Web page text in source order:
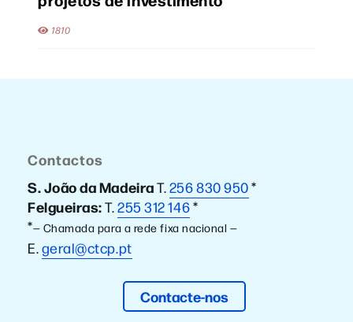
1810
Contactos
S. João da MadeiraT.256 830 950*
Felgueiras:T.255 312 146*
*— Chamada para a rede fixa nacional —
E.geral@ctcp.pt
Contacte-nos